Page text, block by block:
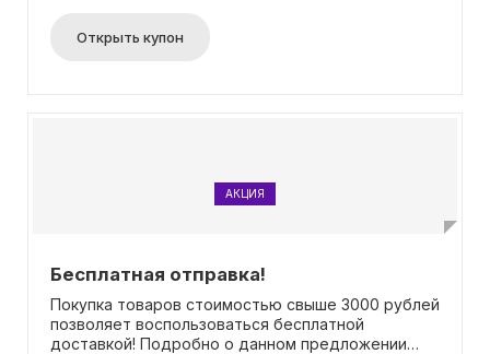
Открыть купон
АКЦИЯ
Бесплатная отправка!
Покупка товаров стоимостью свыше 3000 рублей
позволяет воспользоваться бесплатной
доставкой! Подробно о данном предложении